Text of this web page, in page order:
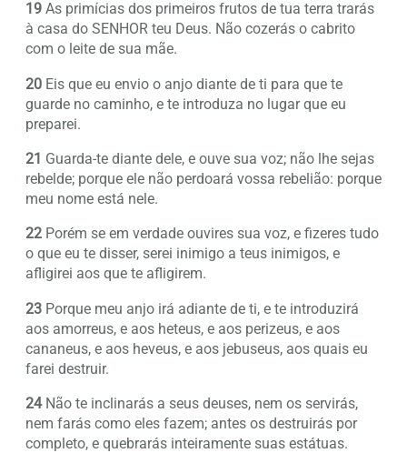
19 As primícias dos primeiros frutos de tua terra trarás
à casa do SENHOR teu Deus. Não cozerás o cabrito
com o leite de sua mãe.
20 Eis que eu envio o anjo diante de ti para que te
guarde no caminho, e te introduza no lugar que eu
preparei.
21 Guarda-te diante dele, e ouve sua voz; não lhe sejas
rebelde; porque ele não perdoará vossa rebelião: porque
meu nome está nele.
22 Porém se em verdade ouvires sua voz, e fizeres tudo
o que eu te disser, serei inimigo a teus inimigos, e
afligirei aos que te afligirem.
23 Porque meu anjo irá adiante de ti, e te introduzirá
aos amorreus, e aos heteus, e aos perizeus, e aos
cananeus, e aos heveus, e aos jebuseus, aos quais eu
farei destruir.
24Não te inclinarás a seus deuses, nem os servirás,
nem farás como eles fazem; antes os destruirás por
completo, e quebrarás inteiramente suas estátuas.